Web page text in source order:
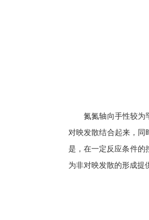
氮氮轴向手性较为
对映发散结合起来，同
是，在一定反应条件的
为非对映发散的形成提